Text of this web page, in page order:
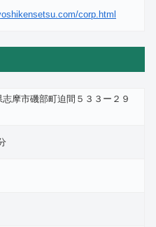
corp.html
志摩市磯部町迫間５３３ー２９